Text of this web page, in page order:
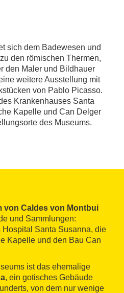
sich dem Badewesen und
den römischen Thermen,
den Maler und Bildhauer
weitere Ausstellung mit
von Pablo Picasso.
Krankenhauses Santa
Kapelle und Can Delger
des Museums.
von Caldes von Montbui
und Sammlungen:
Hospital Santa Susanna, die
Kapelle und den Bau Can
ist das ehemalige
, ein gotisches Gebäude
von dem nur wenige